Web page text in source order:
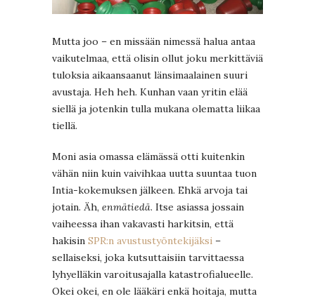
Mutta joo – en missään nimessä halua antaa
vaikutelmaa, että olisin ollut joku merkittäviä
tuloksia aikaansaanut länsimaalainen suuri
avustaja. Heh heh. Kunhan vaan yritin elää
siellä ja jotenkin tulla mukana olematta liikaa
tiellä.
Moni asia omassa elämässä otti kuitenkin
vähän niin kuin vaivihkaa uutta suuntaa tuon
Intia-kokemuksen jälkeen. Ehkä arvoja tai
jotain. Äh, enmätiedä. Itse asiassa jossain
vaiheessa ihan vakavasti harkitsin, että
hakisin SPR:n avustustyöntekijäksi –
sellaiseksi, joka kutsuttaisiin tarvittaessa
lyhyelläkin varoitusajalla katastrofialueelle.
Okei okei, en ole lääkäri enkä hoitaja, mutta